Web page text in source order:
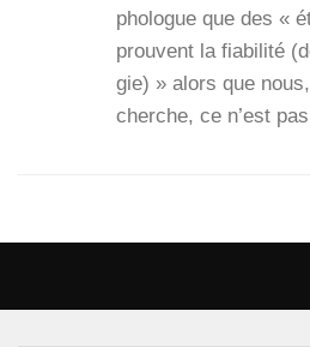
pho­­logue que des «
prouvent la fia­bi­li­té
gie) » alors que
cherche, ce n’est